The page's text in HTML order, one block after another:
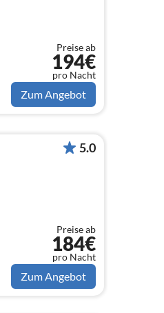
Preise ab
194€
pro Nacht
Zum Angebot
5.0
Preise ab
184€
pro Nacht
Zum Angebot